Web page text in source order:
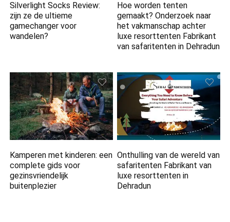
Silverlight Socks Review:
zijn ze de ultieme
gamechanger voor
wandelen?
Hoe worden tenten
gemaakt? Onderzoek naar
het vakmanschap achter
luxe resorttenten Fabrikant
van safaritenten in Dehradun
Kamperen met kinderen: een
complete gids voor
gezinsvriendelijk
buitenplezier
Onthulling van de wereld van
safaritenten Fabrikant van
luxe resorttenten in
Dehradun